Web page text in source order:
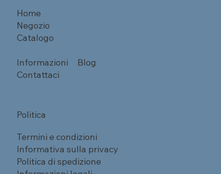
Home
Negozio
Catalogo
Informazioni
Blog
Contattaci
Politica
Termini e condizioni
Informativa sulla privacy
Politica di spedizione